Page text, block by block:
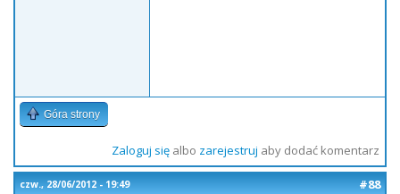
Góra strony
Zaloguj sięalbo zarejestruj aby dodać komentarz
czw., 28/06/2012 - 19:49
#88